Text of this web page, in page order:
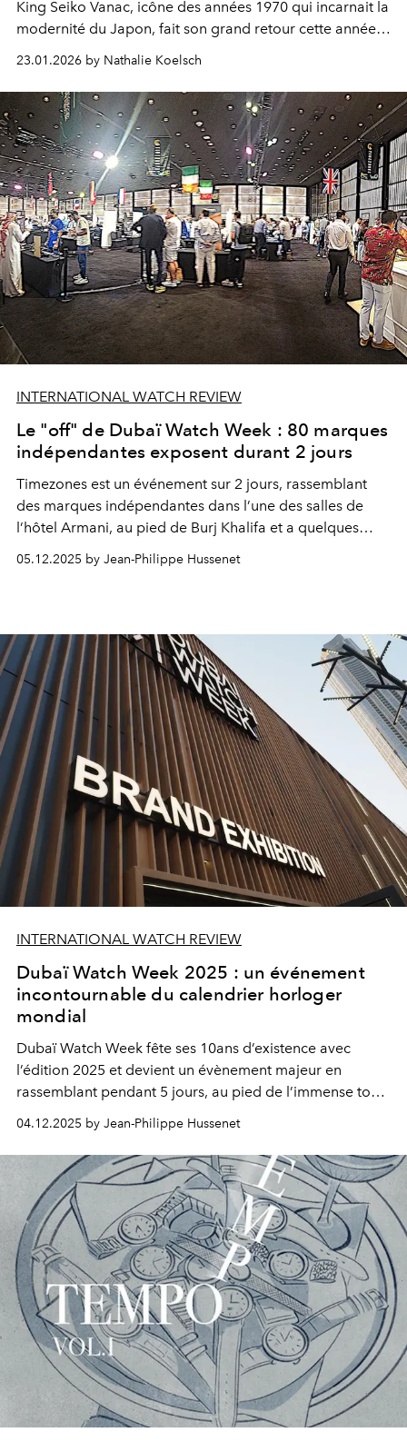
King Seiko Vanac, icône des années 1970 qui incarnait la
modernité du Japon, fait son grand retour cette année.
La Vanac 2025, c’est un nouveau mouvement et une
esthétique sportive que nous décrypte son designer,
Takuya Matsumoto.
23.01.2026 by Nathalie Koelsch
INTERNATIONAL WATCH REVIEW
Le "off" de Dubaï Watch Week : 80 marques
indépendantes exposent durant 2 jours
Timezones est un événement sur 2 jours, rassemblant
des marques indépendantes dans l’une des salles de
l’hôtel Armani, au pied de Burj Khalifa et a quelques
centaines de mètres de
organisé par Omar Kabbani et Samuel Danho
05.12.2025 by Jean-Philippe Hussenet
INTERNATIONAL WATCH REVIEW
Dubaï Watch Week 2025 : un événement
incontournable du calendrier horloger
mondial
Dubaï Watch Week fête ses 10ans d’existence avec
l’édition 2025 et devient un évènement majeur en
rassemblant pendant 5 jours, au pied de l’immense tour
Burj Khalifa et du très luxueux Dubaï Mall, 90 marques
exposantes et 49000 visiteurs, curieux, passionnes et
professionnels venus des 5 continents pour partager une
curiosité et une passion commune pour l’horlogerie de
luxe.
04.12.2025 by Jean-Philippe Hussenet